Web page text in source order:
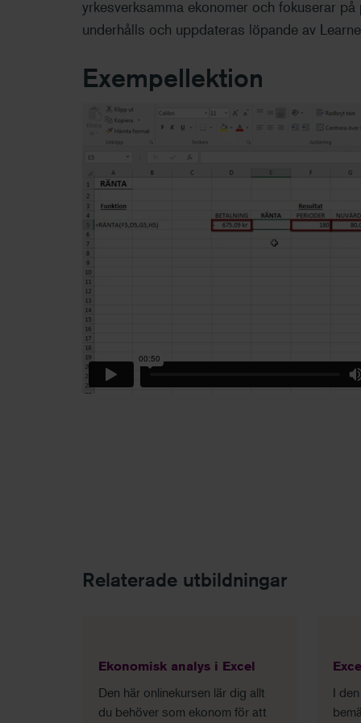
yrkesverksamma ekonomer och fokuserar
underhålls och uppdateras löpande av
Exempellektion
Relaterade utbildningar
Ekonomisk analys i Excel
Den här onlinekursen lär dig allt
du behöver som ekonom för att
I